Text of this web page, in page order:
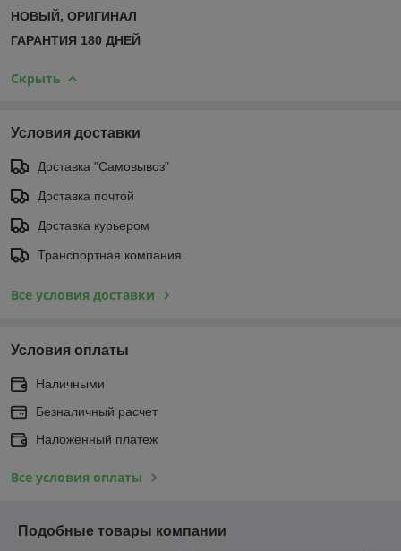
НОВЫЙ, ОРИГИНАЛ
ГАРАНТИЯ 180 ДНЕЙ
Скрыть
Условия доставки
Доставка "Самовывоз"
Доставка почтой
Доставка курьером
Транспортная компания
Все условия доставки
Условия оплаты
Наличными
Безналичный расчет
Наложенный платеж
Все условия оплаты
Подобные товары компании